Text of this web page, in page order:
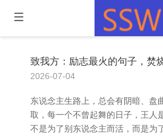
致我方：励志最火的句子，焚
2026-07-04
东说念主生路上，总会有阴暗、盘
取，每一个不曾起舞的日子，王人
不是为了别东说念主而活，而是为